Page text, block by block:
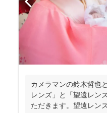
カメラマンの鈴木哲也
レンズ」と「望遠レン
ただきます。望遠レン